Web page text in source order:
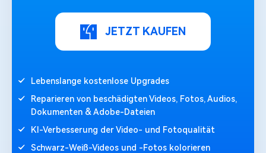
JETZT KAUFEN
Lebenslange kostenlose Upgrades
Reparieren von beschädigten Videos, Fotos, Audios,
Dokumenten & Adobe-Dateien
KI-Verbesserung der Video- und Fotoqualität
Schwarz-Weiß-Videos und -Fotos kolorieren